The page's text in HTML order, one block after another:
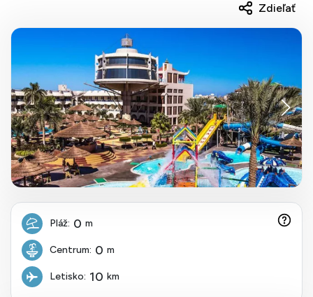
Zdieľať
Pláž: 0 m
Centrum: 0 m
Letisko: 10 km